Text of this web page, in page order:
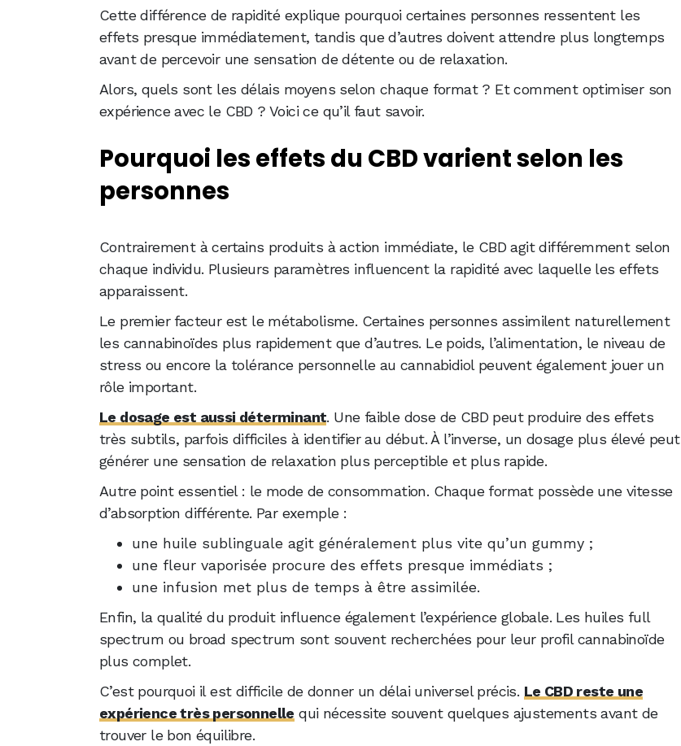
Cette différence de rapidité explique pourquoi certaines personnes ressentent les
effets presque immédiatement, tandis que d’autres doivent attendre plus longtemps
avant de percevoir une sensation de détente ou de relaxation.
Alors, quels sont les délais moyens selon chaque format ? Et comment optimiser son
expérience avec le CBD ? Voici ce qu’il faut savoir.
Pourquoi les effets du CBD varient selon les
personnes
Contrairement à certains produits à action immédiate, le CBD agit différemment selon
chaque individu. Plusieurs paramètres influencent la rapidité avec laquelle les effets
apparaissent.
Le premier facteur est le métabolisme. Certaines personnes assimilent naturellement
les cannabinoïdes plus rapidement que d’autres. Le poids, l’alimentation, le niveau de
stress ou encore la tolérance personnelle au cannabidiol peuvent également jouer un
rôle important.
Le dosage est aussi déterminant. Une faible dose de CBD peut produire des effets
très subtils, parfois difficiles à identifier au début. À l’inverse, un dosage plus élevé peut
générer une sensation de relaxation plus perceptible et plus rapide.
Autre point essentiel : le mode de consommation. Chaque format possède une vitesse
d’absorption différente. Par exemple :
une huile sublinguale agit généralement plus vite qu’un gummy ;
une fleur vaporisée procure des effets presque immédiats ;
une infusion met plus de temps à être assimilée.
Enfin, la qualité du produit influence également l’expérience globale. Les huiles full
spectrum ou broad spectrum sont souvent recherchées pour leur profil cannabinoïde
plus complet.
C’est pourquoi il est difficile de donner un délai universel précis. Le CBD reste une
expérience très personnelle qui nécessite souvent quelques ajustements avant de
trouver le bon équilibre.